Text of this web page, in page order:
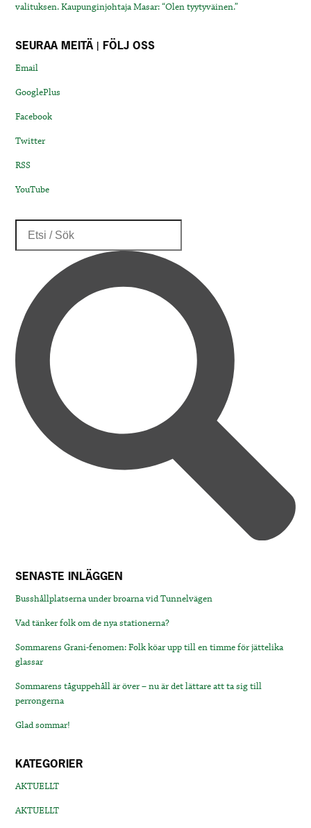
valituksen. Kaupunginjohtaja Masar: “Olen tyytyväinen.”
SEURAA MEITÄ | FÖLJ OSS
Email
GooglePlus
Facebook
Twitter
RSS
YouTube
SENASTE INLÄGGEN
Busshållplatserna under broarna vid Tunnelvägen
Vad tänker folk om de nya stationerna?
Sommarens Grani-fenomen: Folk köar upp till en timme för jättelika
glassar
Sommarens tåguppehåll är över – nu är det lättare att ta sig till
perrongerna
Glad sommar!
KATEGORIER
AKTUELLT
AKTUELLT